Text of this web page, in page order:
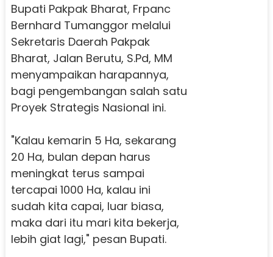
Bupati Pakpak Bharat, Frpanc
Bernhard Tumanggor melalui
Sekretaris Daerah Pakpak
Bharat, Jalan Berutu, S.Pd, MM
menyampaikan harapannya,
bagi pengembangan salah satu
Proyek Strategis Nasional ini.
"Kalau kemarin 5 Ha, sekarang
20 Ha, bulan depan harus
meningkat terus sampai
tercapai 1000 Ha, kalau ini
sudah kita capai, luar biasa,
maka dari itu mari kita bekerja,
lebih giat lagi," pesan Bupati.